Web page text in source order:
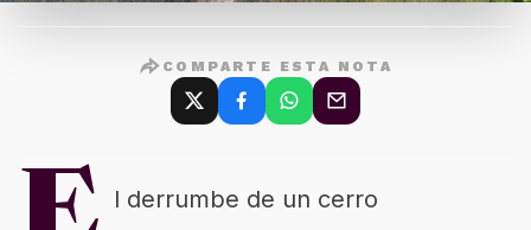
COMPARTE ESTA NOTA
l derrumbe de un cerro